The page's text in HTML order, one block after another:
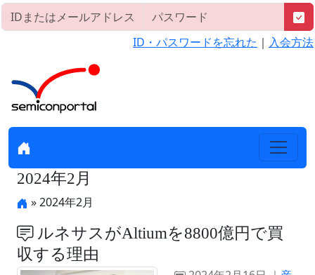
ID・パスワードを忘れた ｜ 入会方法
2024年2月
» 2024年2月
ルネサスがAltiumを8800億円で買
収する理由